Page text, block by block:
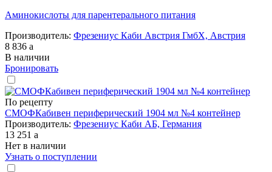
Аминокислоты для парентерального питания
Производитель: Фрезениус Каби Австрия ГмбХ, Австрия
8 836 a
В наличии
Бронировать
По рецепту
СМОФКабивен периферический 1904 мл №4 контейнер
Производитель: Фрезениус Каби АБ, Германия
13 251 a
Нет в наличии
Узнать о поступлении